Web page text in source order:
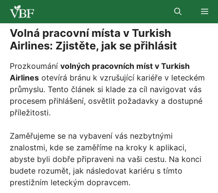
Skip
content
Volná pracovní místa v Turkish
Airlines: Zjistěte, jak se přihlásit
Prozkoumání volných pracovních míst v Turkish
Airlines otevírá bránu k vzrušující kariéře v leteckém
průmyslu. Tento článek si klade za cíl navigovat vás
procesem přihlášení, osvětlit požadavky a dostupné
příležitosti.
Zaměřujeme se na vybavení vás nezbytnými
znalostmi, kde se zaměříme na kroky k aplikaci,
abyste byli dobře připraveni na vaši cestu. Na konci
budete rozumět, jak následovat kariéru s tímto
prestižním leteckým dopravcem.